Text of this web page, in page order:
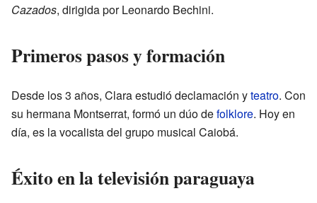
Cazados, dirigida por Leonardo Bechini.
Primeros pasos y formación
Desde los 3 años, Clara estudió declamación yteatro. Con
su hermana Montserrat, formó un dúo defolklore. Hoy en
día, es la vocalista del grupo musical Caiobá.
Éxito en la televisión paraguaya